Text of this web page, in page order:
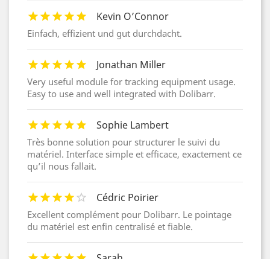
Kevin O’Connor
Einfach, effizient und gut durchdacht.
Jonathan Miller
Very useful module for tracking equipment usage.
Easy to use and well integrated with Dolibarr.
Sophie Lambert
Très bonne solution pour structurer le suivi du
matériel. Interface simple et efficace, exactement ce
qu’il nous fallait.
Cédric Poirier
Excellent complément pour Dolibarr. Le pointage
du matériel est enfin centralisé et fiable.